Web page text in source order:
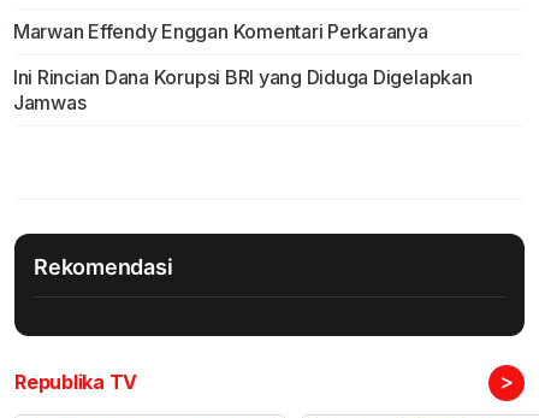
Marwan Effendy Enggan Komentari Perkaranya
Ini Rincian Dana Korupsi BRI yang Diduga Digelapkan
Jamwas
Rekomendasi
Republika TV >